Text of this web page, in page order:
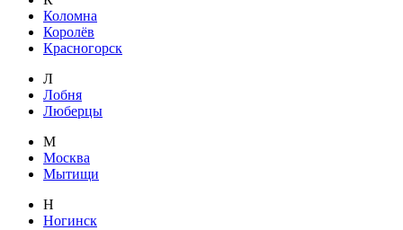
Коломна
Королёв
Красногорск
Л
Лобня
Люберцы
М
Москва
Мытищи
Н
Ногинск